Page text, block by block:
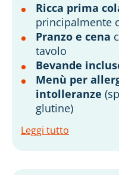
Ricca prima
principalmente
Pranzo e cena
tavolo
Bevande
Menù per
intolleranze
glutine)
Leggi tutto